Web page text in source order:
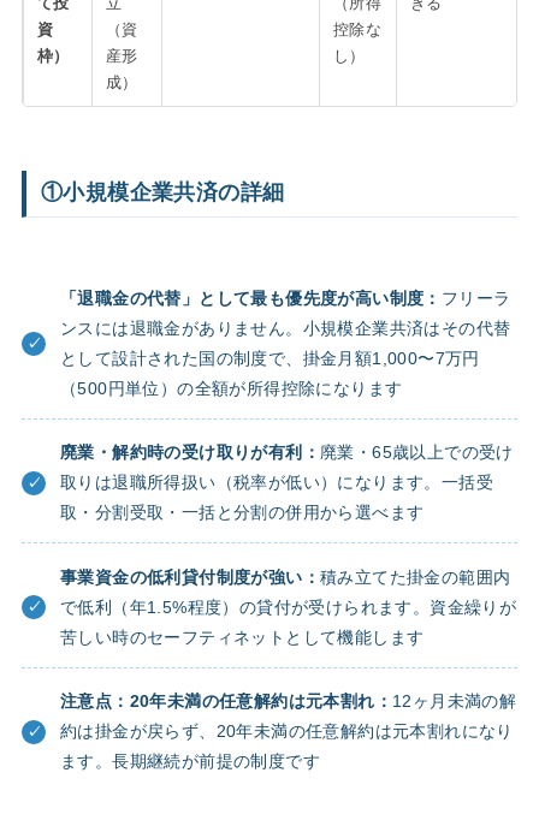
資
枠）
（資
産形
成）
控除な
し）
①小規模企業共済の詳細
「退職金の代替」として最も優先度が高い制度： フリーラ
ンスには退職金がありません。小規模企業共済はその代替
として設計された国の制度で、掛金月額1,000〜7万円
（500円単位）の全額が所得控除になります
廃業・解約時の受け取りが有利： 廃業・65歳以上での受け
取りは退職所得扱い（税率が低い）になります。一括受
取・分割受取・一括と分割の併用から選べます
事業資金の低利貸付制度が強い： 積み立てた掛金の範囲内
で低利（年1.5%程度）の貸付が受けられます。資金繰りが
苦しい時のセーフティネットとして機能します
注意点：20年未満の任意解約は元本割れ： 12ヶ月未満の解
約は掛金が戻らず、20年未満の任意解約は元本割れになり
ます。長期継続が前提の制度です